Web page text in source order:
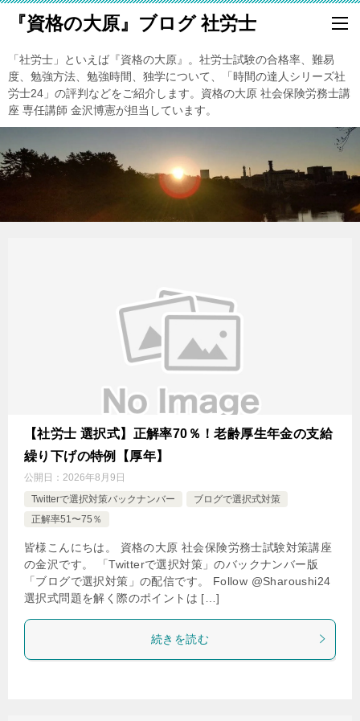
『資格の大原』ブログ 社労士
「社労士」といえば『資格の大原』。社労士試験の合格率、難易
度、勉強方法、勉強時間、独学について、「時間の達人シリーズ社
労士24」の評判などをご紹介します。資格の大原 社会保険労務士講
座 専任講師 金沢博憲が担当しています。
【社労士 選択式】正解率70％！老齢厚生年金の支給
繰り下げの特例【厚年】
公開日： 2026年8月9日
Twitterで選択対策バックナンバー
ブログで選択式対策
正解率51〜75％
皆様こんにちは。 資格の大原 社会保険労務士試験対策講座
の金沢です。 「Twitterで選択対策」のバックナンバー版
「ブログで選択対策」の配信です。 Follow @Sharoushi24
選択式問題を解く際のポイントは […]
続きを読む